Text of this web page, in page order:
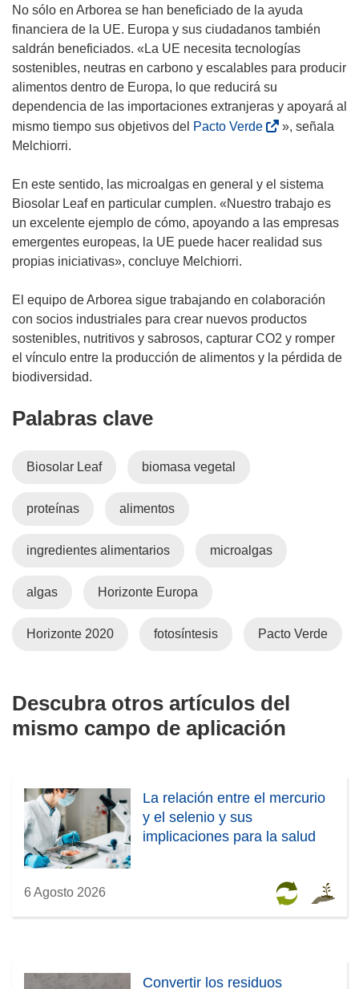
No sólo en Arborea se han beneficiado de la ayuda
financiera de la UE. Europa y sus ciudadanos también
saldrán beneficiados. «La UE necesita tecnologías
sostenibles, neutras en carbono y escalables para producir
alimentos dentro de Europa, lo que reducirá su
dependencia de las importaciones extranjeras y apoyará al
mismo tiempo sus objetivos del Pacto Verde(
a
b
r
i
e
n
u
n
t
)
», señala
Melchiorri.
En este sentido, las microalgas en general y el sistema
Biosolar Leaf en particular cumplen. «Nuestro trabajo es
un excelente ejemplo de cómo, apoyando a las empresas
emergentes europeas, la UE puede hacer realidad sus
propias iniciativas», concluye Melchiorri.
El equipo de Arborea sigue trabajando en colaboración
con socios industriales para crear nuevos productos
sostenibles, nutritivos y sabrosos, capturar CO2 y romper
el vínculo entre la producción de alimentos y la pérdida de
biodiversidad.
Palabras clave
Biosolar Leaf biomasa vegetal
proteínas alimentos
ingredientes alimentarios microalgas
algas Horizonte Europa
Horizonte 2020 fotosíntesis Pacto Verde
Descubra otros artículos del
mismo campo de aplicación
La relación entre el mercurio
y el selenio y sus
implicaciones para la salud
6 Agosto 2026
Convertir los residuos